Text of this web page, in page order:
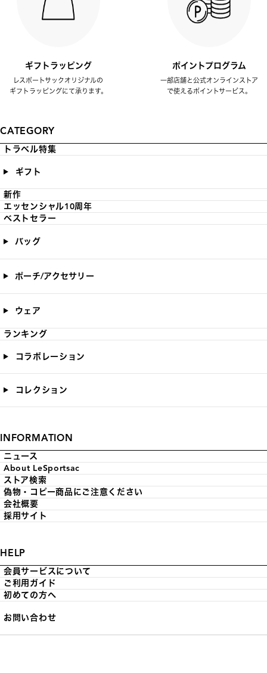
ギフトラッピング
レスポートサックオリジナルの
ギフトラッピングにて承ります。
ポイントプログラム
一部店舗と公式オンラインストア
で使えるポイントサービス。
CATEGORY
トラベル特集
ギフト
新作
エッセンシャル10周年
ベストセラー
バッグ
ポーチ/アクセサリー
ウェア
ランキング
コラボレーション
コレクション
INFORMATION
ニュース
About LeSportsac
ストア検索
偽物・コピー商品にご注意ください
会社概要
採用サイト
HELP
会員サービスについて
ご利用ガイド
初めての方へ
お問い合わせ